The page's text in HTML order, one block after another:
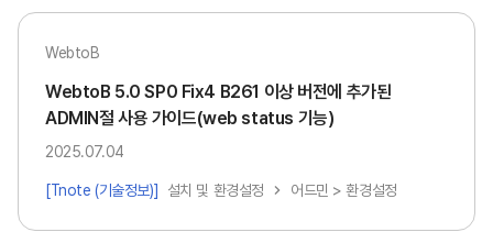
WebtoB
WebtoB 5.0 SP0 Fix4 B261 이상 버전에 추가된
ADMIN절 사용 가이드(web status 기능)
2025.07.04
[Tnote (기술정보)] 설치 및 환경설정 어드민 > 환경설정